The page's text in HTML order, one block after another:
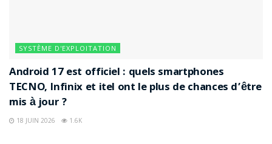
SYSTÈME D'EXPLOITATION
Android 17 est officiel : quels smartphones
TECNO, Infinix et itel ont le plus de chances d’être
mis à jour ?
18 JUIN 2026 1.6K